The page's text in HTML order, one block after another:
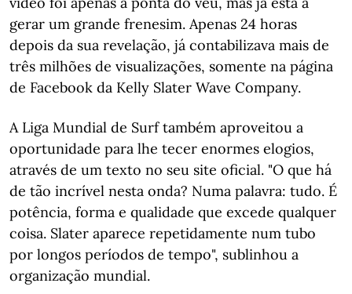
gerar um grande frenesim. Apenas 24 horas
depois da sua revelação, já contabilizava mais de
três milhões de visualizações, somente na página
de Facebook da Kelly Slater Wave Company.
A Liga Mundial de Surf também aproveitou a
oportunidade para lhe tecer enormes elogios,
através de um texto no seu site oficial. "O que há
de tão incrível nesta onda? Numa palavra: tudo. É
potência, forma e qualidade que excede qualquer
coisa. Slater aparece repetidamente num tubo
por longos períodos de tempo", sublinhou a
organização mundial.